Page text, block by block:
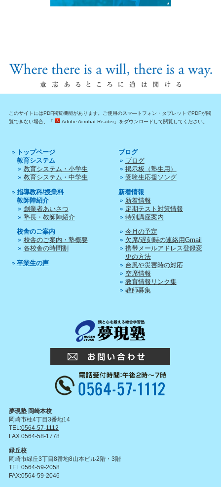
このサイトにはPDF閲覧機能があります。ご使用のスマ―トフォン・タブレットでPDFが閲
覧できない場合、「
Adobe Acrobat Reader」をダウンロードして閲覧してください。
トップページ
教育システム
教育システム・小学生
教育システム・中学生
指導教科/授業料
教師陣紹介
創業者あいさつ
塾長・教師陣紹介
校舎のご案内
校舎のご案内・塾概要
各校舎の時間割
卒業生の声
ブログ
ブログ
掲示板（塾生用）
受験生応援ソング
新着情報
新着情報
定期テスト対策情報
特別講座案内
今月の予定
欠席/遅刻時の連絡用Gmail
携帯メールアドレス登録変
更の方法
台風や災害時の対応
空席情報
教育情報リンク集
教師募集
夢現塾 岡崎本校
岡崎市柱4丁目3番地14
TEL:0564-57-1112
FAX:0564-58-1778
緑丘校
岡崎市緑丘3丁目8番地8山本ビル2階・3階
TEL:0564-59-2058
FAX:0564-59-2046